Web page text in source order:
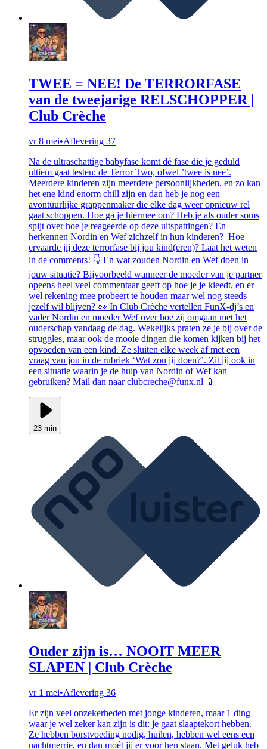
TWEE = NEE! De TERRORFASE
van de tweejarige RELSCHOPPER |
Club Crèche
vr 8 mei•Aflevering 37
Na de ultraschattige babyfase komt dé fase die je geduld
ultiem gaat testen: de Terror Two, ofwel ’twee is nee’.
Meerdere kinderen zijn meerdere persoonlijkheden, en zo kan
het ene kind enorm chill zijn en dan heb je nog een
avontuurlijke grappenmaker die elke dag weer opnieuw rel
gaat schoppen. Hoe ga je hiermee om? Heb je als ouder soms
spijt over hoe je reageerde op deze uitspattingen? En
herkennen Nordin en Wef zichzelf in hun kinderen? Hoe
ervaarde jij deze terrorfase bij jou kind(eren)? Laat het weten
in de comments! 👇 En wat zouden Nordin en Wef doen in
jouw situatie? Bijvoorbeeld wanneer de moeder van je partner
opeens heel veel commentaar geeft op hoe je je kleedt, en er
wel rekening mee probeert te houden maar wel nog steeds
jezelf wil blijven? 👀 In Club Crèche vertellen FunX-dj’s en
vader Nordin en moeder Wef over hoe zij omgaan met het
ouderschap vandaag de dag. Wekelijks praten ze je bij over de
struggles, maar ook de mooie dingen die komen kijken bij het
opvoeden van een kind. Ze sluiten elke week af met een
vraag van jou in de rubriek ‘Wat zou jij doen?’. Zit jij ook in
een situatie waarin je de hulp van Nordin of Wef kan
gebruiken? Mail dan naar clubcreche@funx.nl 🍼
23 min
Ouder zijn is… NOOIT MEER
SLAPEN | Club Crèche
vr 1 mei•Aflevering 36
Er zijn veel onzekerheden met jonge kinderen, maar 1 ding
waar je wel zeker kan zijn is dit: je gaat slaaptekort hebben.
Ze hebben borstvoeding nodig, huilen, hebben wel eens een
nachtmerrie, en dan moét jij er voor hen staan. Met geluk heb